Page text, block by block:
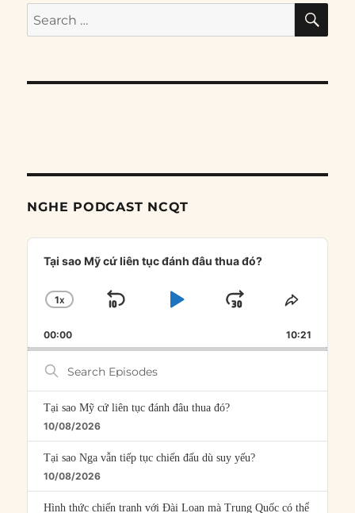
Search
for:
NGHE PODCAST NCQT
Audio
Player
Tại sao Mỹ cứ liên tục đánh đâu thua đó?
CHANGE
RATE
1X
SKIP
PLAYJUMP
FORWARD
SHARE
00:00 10:21
Search
Episodes
Tại sao Mỹ cứ liên tục đánh đâu thua đó?
10/08/2026
Tại sao Nga vẫn tiếp tục chiến đấu dù suy yếu?
10/08/2026
Hình thức chiến tranh với Đài Loan mà Trung Quốc có thể